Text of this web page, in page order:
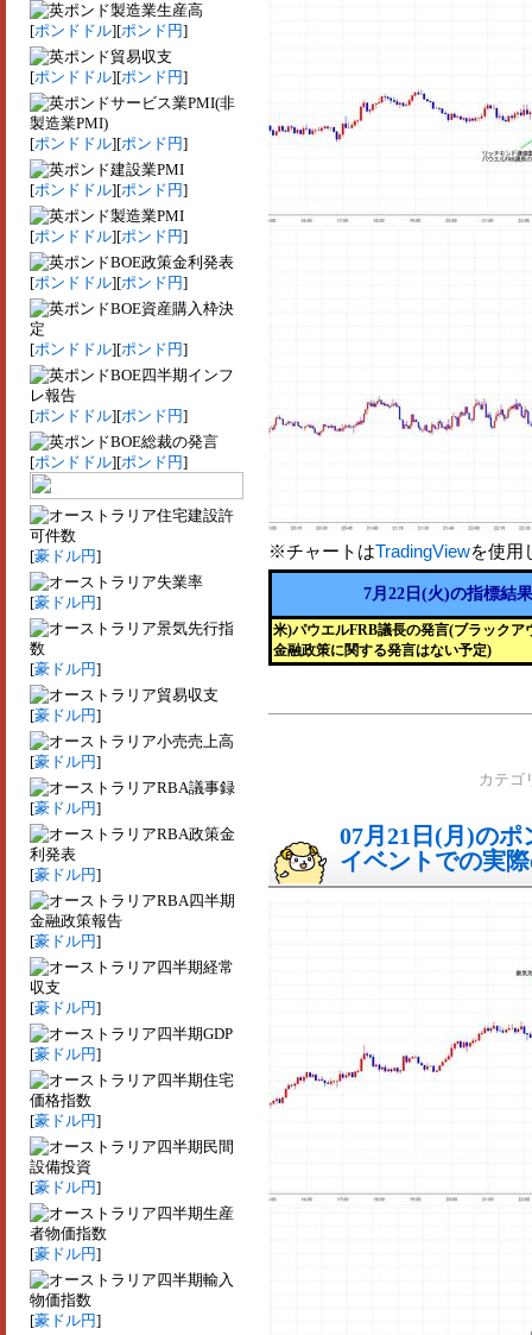
製造業生産高
[ポンドドル][ポンド円]
貿易収支
[ポンドドル][ポンド円]
サービス業PMI(非
製造業PMI)
[ポンドドル][ポンド円]
建設業PMI
[ポンドドル][ポンド円]
製造業PMI
[ポンドドル][ポンド円]
BOE政策金利発表
[ポンドドル][ポンド円]
BOE資産購入枠決
定
[ポンドドル][ポンド円]
BOE四半期インフ
レ報告
[ポンドドル][ポンド円]
BOE総裁の発言
[ポンドドル][ポンド円]
住宅建設許
可件数
[豪ドル円]
失業率
[豪ドル円]
景気先行指
数
[豪ドル円]
貿易収支
[豪ドル円]
小売売上高
[豪ドル円]
RBA議事録
[豪ドル円]
RBA政策金
利発表
[豪ドル円]
RBA四半期
金融政策報告
[豪ドル円]
四半期経常
収支
[豪ドル円]
四半期GDP
[豪ドル円]
四半期住宅
価格指数
[豪ドル円]
四半期民間
設備投資
[豪ドル円]
四半期生産
者物価指数
[豪ドル円]
四半期輸入
物価指数
[豪ドル円]
※チャートはTradingViewを使用
7月22日(火)の指標結果
米)パウエルFRB議長の発言(ブラックア
金融政策に関する発言はない予定)
カテゴ
07月21日(月)の
イベントでの実